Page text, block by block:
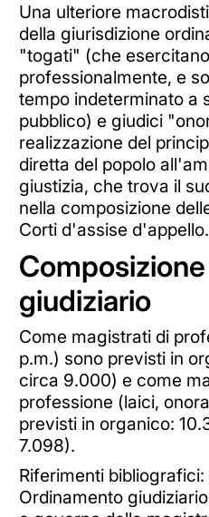
Una ulteriore
della giurisdizione
"togati" (che
professionalmente, e
tempo indeterminato a
pubblico) e giudici
realizzazione del
diretta del popolo
giustizia, che trova il
nella composizione
Corti d'assise d'appello.
giudiziario
Come magistrati di
p.m.) sono previsti in
circa 9.000) e come
professione (laici,
previsti in organico:
7.098).
Riferimenti bibliografici:
Ordinamento